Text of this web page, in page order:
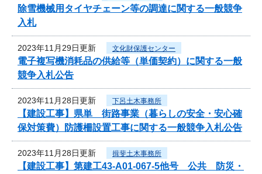
除雪機械用タイヤチェーン等の調達に関する一般競争
入札
2023年11月29日更新 文化財保護センター
電子複写機消耗品の供給等（単価契約）に関する一般
競争入札公告
2023年11月28日更新 下呂土木事務所
【建設工事】県単 街路事業（暮らしの安全・安心確
保対策費）防護柵設置工事に関する一般競争入札公告
2023年11月28日更新 揖斐土木事務所
【建設工事】第建工43-A01-067-5他号 公共 防災・